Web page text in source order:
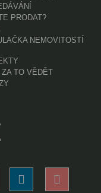
PRODAT?
NEMOVITOSTÍ
TO VĚDĚT